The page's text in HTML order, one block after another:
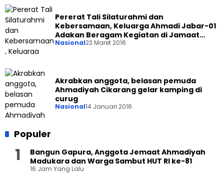
Pererat Tali Silaturahmi dan
Kebersamaan, Keluarga Ahmadi Jabar-01
Adakan Beragam Kegiatan di Jamaat
Cikampek
Nasional23 Maret 2016
Akrabkan anggota, belasan pemuda
Ahmadiyah Cikarang gelar kamping di
curug
Nasional14 Januari 2016
Populer
Bangun Gapura, Anggota Jemaat Ahmadiyah
Madukara dan Warga Sambut HUT RI ke-81
16 Jam Yang Lalu